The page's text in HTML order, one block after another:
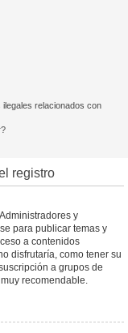
relacionados con
registro
y
para publicar temas y
a contenidos
disfrutaría, como tener su
a grupos de
recomendable.